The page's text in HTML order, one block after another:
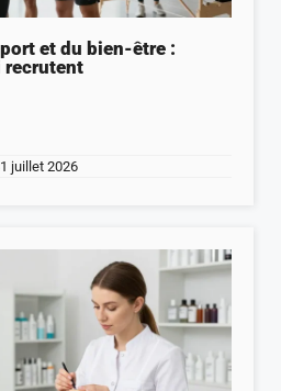
et du bien-être :
recrutent
juillet 2026